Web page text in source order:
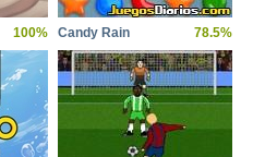
100% Candy Rain 78.5%